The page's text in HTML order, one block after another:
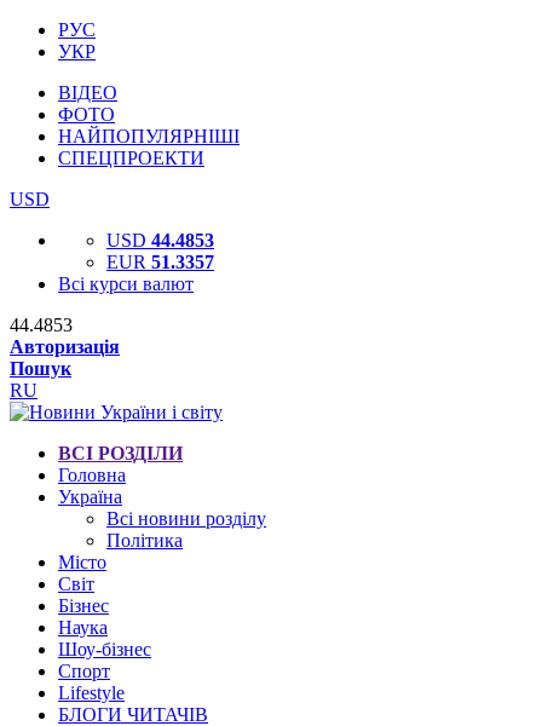
РУС
УКР
ВІДЕО
ФОТО
НАЙПОПУЛЯРНІШІ
СПЕЦПРОЕКТИ
USD
USD 44.4853
EUR 51.3357
Всі курси валют
44.4853
Авторизація
Пошук
RU
ВСІ РОЗДІЛИ
Головна
Україна
Всі новини розділу
Політика
Місто
Світ
Бізнес
Наука
Шоу-бізнес
Спорт
Lifestyle
БЛОГИ ЧИТАЧІВ